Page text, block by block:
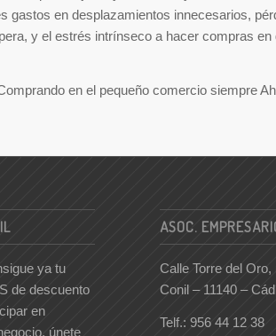
gastos en desplazamientos innecesarios,
y el estrés intrínseco a hacer compras en
en el pequeño comercio siempre
ya tu
de descuento
en
únete
ASOC.
Calle Torre del Oro,
Conil – 11140 –
Telf.: 956 44 12 38